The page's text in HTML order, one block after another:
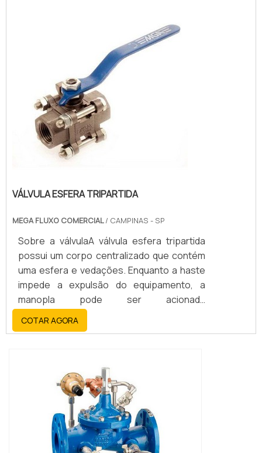
VÁLVULA ESFERA TRIPARTIDA
MEGA FLUXO COMERCIAL/ CAMPINAS - SP
Sobre a válvulaA válvula esfera tripartida
possui um corpo centralizado que contém
uma esfera e vedações. Enquanto a haste
impede a expulsão do equipamento, a
manopla pode ser acionada
manualmente.Uma válvula esfera tripartida
é fabricada com o intuito de bloquear o
manutenção muito mais segura por ser
possível realizar a calibração de
instrumentos sem a nece...
COTAR AGORA